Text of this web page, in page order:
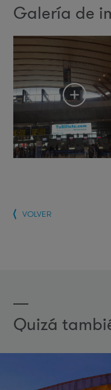
Galería de
VOLVER
Quizá